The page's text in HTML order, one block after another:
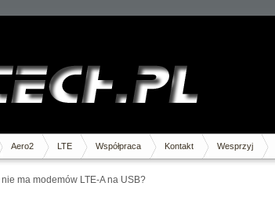
Aero2 LTE Współpraca Kontakt Wesprzyj
ma modemów LTE-A na USB?